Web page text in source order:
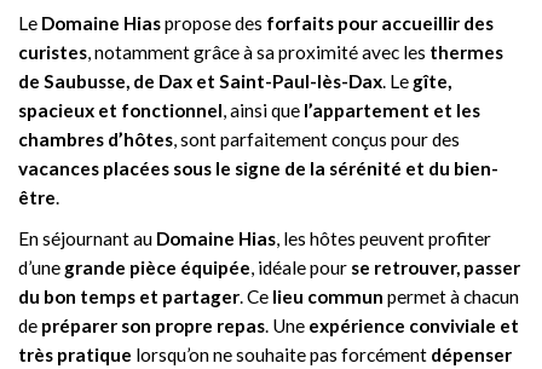
Le Domaine Hiaspropose des forfaits pour accueillir des
curistes, notamment grâce à sa proximité avec les thermes
de Saubusse, de Dax et Saint-Paul-lès-Dax. Le gîte,
spacieux et fonctionnel, ainsi que l’appartement et les
chambres d’hôtes, sont parfaitement conçus pour des
vacances placées sous le signe de la sérénité et du bien-
être.
En séjournant au Domaine Hias, les hôtes peuvent profiter
d’une grande pièce équipée, idéale pour se retrouver, passer
du bon temps et partager. Ce lieu commun permet à chacun
de préparer son propre repas. Une expérience conviviale et
très pratique lorsqu’on ne souhaite pas forcément dépenser